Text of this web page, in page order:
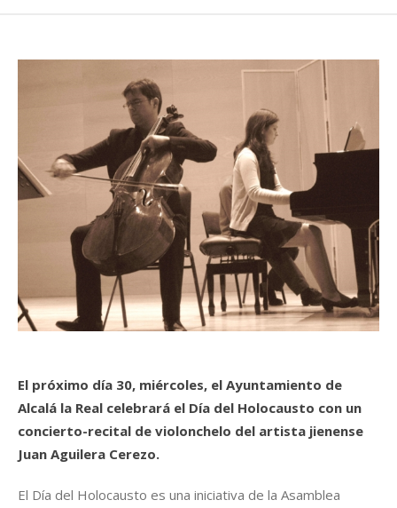
El próximo día 30, miércoles, el Ayuntamiento de
Alcalá la Real celebrará el Día del Holocausto con un
concierto-recital de violonchelo del artista jienense
Juan Aguilera Cerezo.
El Día del Holocausto es una iniciativa de la Asamblea